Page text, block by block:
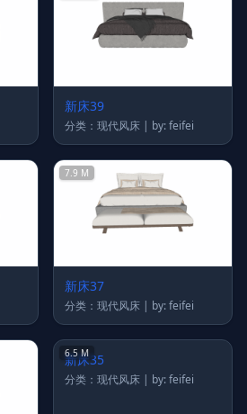
新床39
分类：现代风床 | by: feifei
7.9 M
新床37
分类：现代风床 | by: feifei
6.5 M